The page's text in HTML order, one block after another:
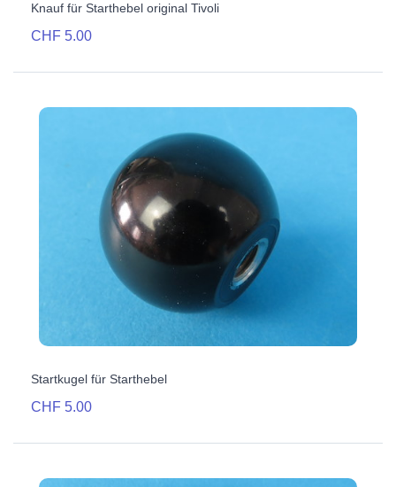
Knauf für Starthebel original Tivoli
CHF 5.00
Startkugel für Starthebel
CHF 5.00